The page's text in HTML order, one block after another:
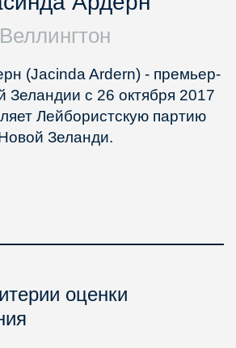
Веллингтон
(Jacinda Ardern) - премьер-
Зеландии с 26 октября 2017
Лейбористскую партию
Зеланди.
оценки